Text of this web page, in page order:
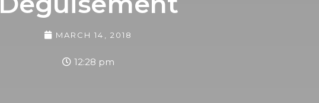
MARCH 14, 2018
12:28 pm